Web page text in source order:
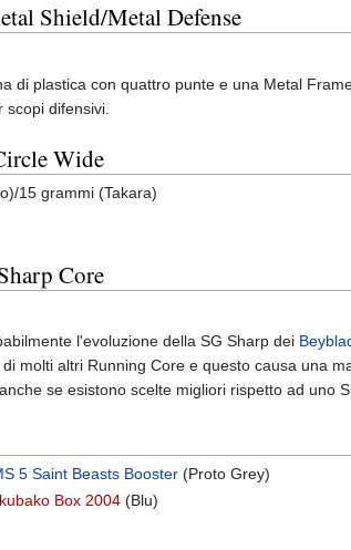
Shield/Metal Defense
di plastica con quattro punte e una Metal
difensivi.
Wide
15 grammi (Takara)
Core
l'evoluzione della SG Sharp dei
molti altri Running Core e questo causa una
se esistono scelte migliori rispetto ad uno
5 Saint Beasts Booster (Proto Grey)
Box 2004 (Blu)